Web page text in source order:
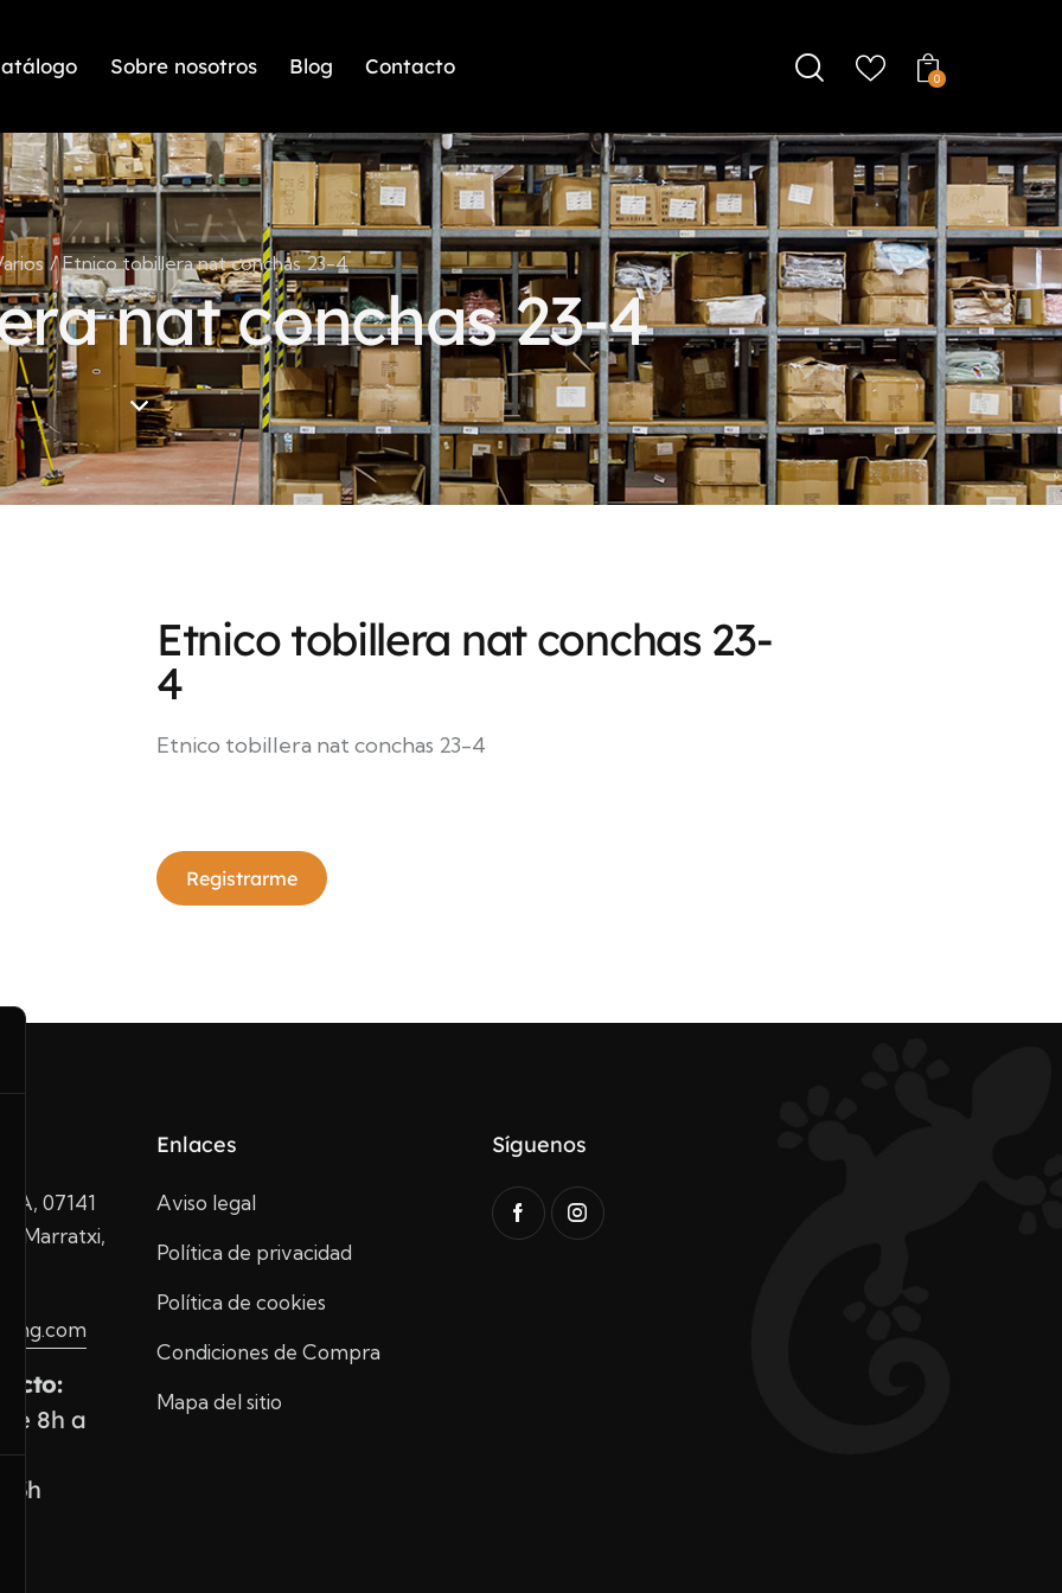
Sobre nosotros Blog Contacto
0
Etnico tobillera nat conchas 23-4
nat conchas 23-4
Etnico tobillera nat conchas 23-
4
Etnico tobillera nat conchas 23-4
Registrarme
07141
Marratxi,
de 8h a
Enlaces
Aviso legal
Política de privacidad
Política de cookies
Condiciones de Compra
Mapa del sitio
Síguenos